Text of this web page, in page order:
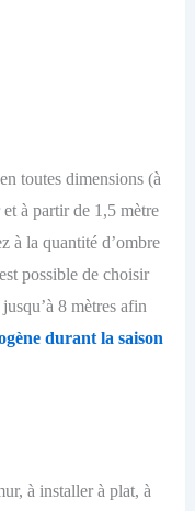
toutes dimensions (à
à partir de 1,5 mètre
à la quantité d’ombre
possible de choisir
8 mètres afin
durant la saison
à installer à plat, à